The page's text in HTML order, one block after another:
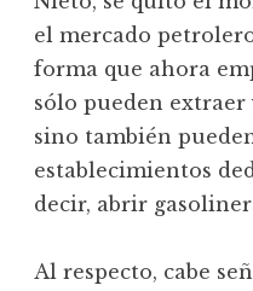
el mercado
forma que ahora
sólo pueden
sino también
establecimientos
decir, abrir
Al respecto, cabe